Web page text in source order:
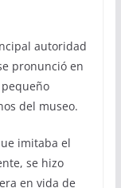
autoridad
pronunció en
del museo.
imitaba el
se hizo
en vida de